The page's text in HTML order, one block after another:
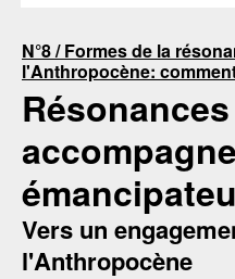
N°8 / Formes de la
l'Anthropocène:
Vers un
l'Anthropocène